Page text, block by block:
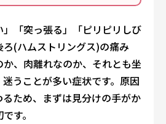
」「突っ張る」「ピリピリしび
(ハムストリングス)の痛み
、肉離れなのか、それとも坐
うことが多い症状です。原因
ため、まずは見分けの手がか
す。